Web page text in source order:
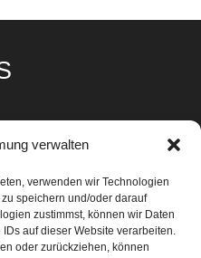
verwalten
verwenden wir Technologien
speichern und/oder darauf
zustimmst, können wir Daten
auf dieser Website verarbeiten.
oder zurückziehen, können